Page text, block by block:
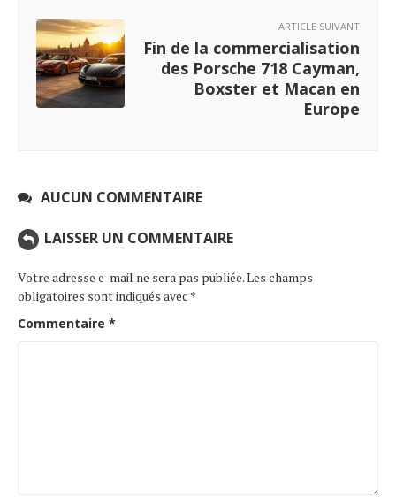
ARTICLE SUIVANT
Fin de la commercialisation
des Porsche 718 Cayman,
Boxster et Macan en
Europe
AUCUN COMMENTAIRE
LAISSER UN COMMENTAIRE
Votre adresse e-mail ne sera pas publiée.Les champs
obligatoires sont indiqués avec *
Commentaire *